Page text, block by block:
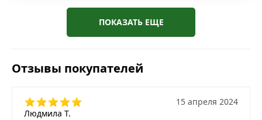
ПОКАЗАТЬ ЕЩЕ
Отзывы покупателей
Людмила Т.
15 апреля 2024